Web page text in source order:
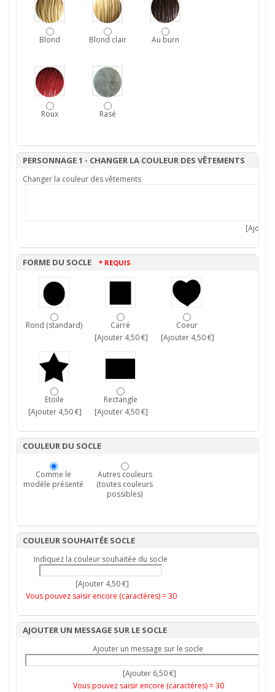
Blond Blond clair Au burn
Roux Rasé
PERSONNAGE 1 - CHANGER LA COULEUR DES VÊTEMENTS
Changer la couleur des vêtements
FORME DU SOCLE * REQUIS
Rond (standard)
Carré
[Ajouter 4,50 €]
Coeur
[Ajouter 4,50 €]
Etoile
[Ajouter 4,50 €]
Rectangle
[Ajouter 4,50 €]
COULEUR DU SOCLE
Comme le
modèle présenté
Autres couleurs
(toutes couleurs
possibles)
COULEUR SOUHAITÉE SOCLE
Indiquez la couleur souhaitée du socle
[Ajouter 4,50 €]
Vous pouvez saisir encore (caractéres) =30
AJOUTER UN MESSAGE SUR LE SOCLE
Ajouter un message sur le socle
[Ajouter 6,50 €]
Vous pouvez saisir encore (caractéres) =30